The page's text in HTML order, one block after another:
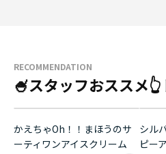
RECOMMENDATION
🍧スタッフおススメ
かえちゃOh！！まほうのサ
ーティワンアイスクリーム
シル
ピー